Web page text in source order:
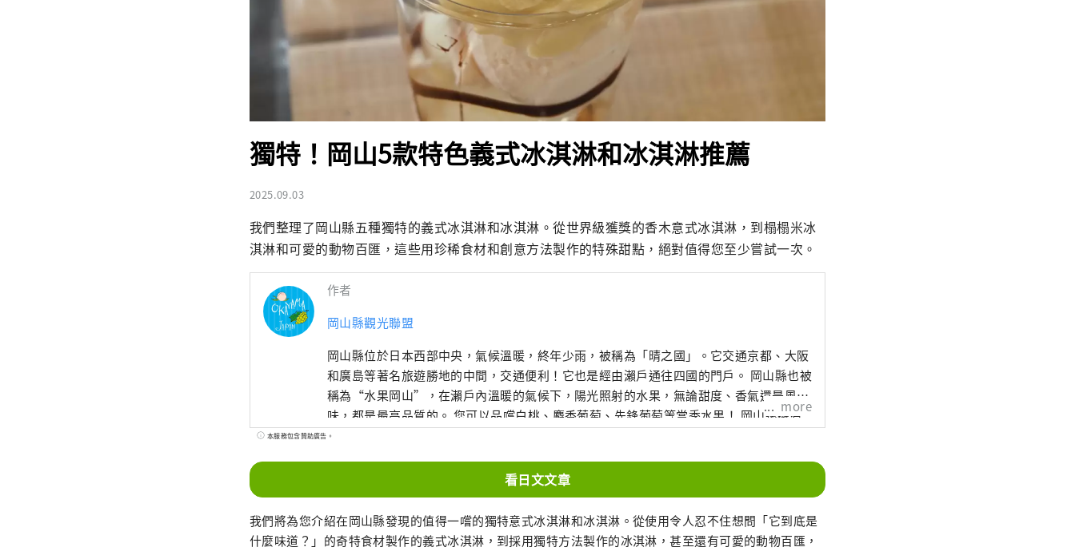
獨特！岡山5款特色義式冰淇淋和冰淇淋推薦
2025.09.03
我們整理了岡山縣五種獨特的義式冰淇淋和冰淇淋。從世界級獲獎的香木意式冰淇淋，到榻榻米冰
淇淋和可愛的動物百匯，這些用珍稀食材和創意方法製作的特殊甜點，絕對值得您至少嘗試一次。
作者
岡山縣觀光聯盟
岡山縣位於日本西部中央，氣候溫暖​​，終年少雨，被稱為「晴之國」。它交通京都、大阪
和廣島等著名旅遊勝地的中間，交通便利！它也是經由瀨戶通往四國的門戶。 岡山縣也被
稱為“水果岡山”，在瀨戶內溫暖的氣候下，陽光照射的水果，無論甜度、香氣還是風
味，都是最高品質的。 您可以品嚐白桃、麝香葡萄、先鋒葡萄等當季水果！ 岡山還擁有
世界級的旅遊景點，包括岡山城、日本三大名園之一的岡山後樂園以及擁有歷史、文化和
more
本服務包含贊助廣告。
看日文文章
我們將為您介紹在岡山縣發現的值得一嚐的獨特意式冰淇淋和冰淇淋。從使用令人忍不住想問「它到底是
什麼味道？」的奇特食材製作的義式冰淇淋，到採用獨特方法製作的冰淇淋，甚至還有可愛的動物百匯，